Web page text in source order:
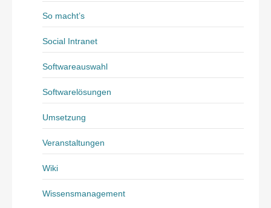
So macht’s
Social Intranet
Softwareauswahl
Softwarelösungen
Umsetzung
Veranstaltungen
Wiki
Wissensmanagement